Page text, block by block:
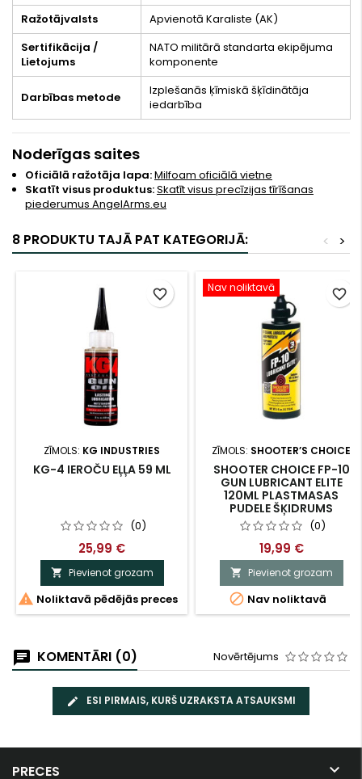
Ražotājvalsts
Apvienotā Karaliste (AK)
Sertifikācija /
Lietojums
NATO militārā standarta ekipējuma
komponente
Darbības metode
Izplešanās ķīmiskā šķīdinātāja
iedarbība
Noderīgas saites
Oficiālā ražotāja lapa:Milfoam oficiālā vietne
Skatīt visus produktus:Skatīt visus precīzijas tīrīšanas
piederumus AngelArms.eu
8 PRODUKTU TAJĀ PAT KATEGORIJĀ: >
<
ZĪMOLS: KG INDUSTRIES
KG-4 IEROČU EĻĻA 59 ML
(0)
25,99 €
 Pievienot grozam
 Noliktavā pēdējās preces
favorite_border Nav noliktavā
ZĪMOLS: SHOOTER’S CHOICE
SHOOTER CHOICE FP-10
GUN LUBRICANT ELITE
120ML PLASTMASAS
PUDELE ŠĶIDRUMS
(0)
19,99 €
 Pievienot grozam
 Nav noliktavā
favorite_border
KOMENTĀRI (0) Novērtējums
ESI PIRMAIS, KURŠ UZRAKSTA ATSAUKSMI
PRECES 